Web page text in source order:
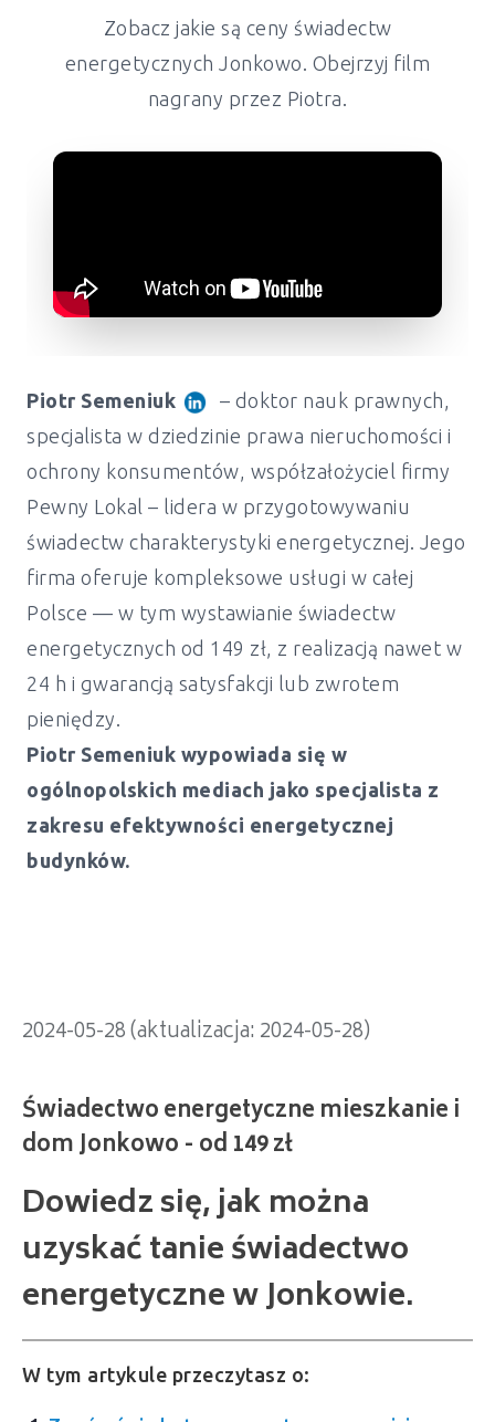
Zobacz jakie są ceny świadectw
energetycznych Jonkowo . Obejrzyj film
nagrany przez Piotra.
Piotr Semeniuk
– doktor nauk prawnych,
specjalista w dziedzinie prawa nieruchomości i
ochrony konsumentów, współzałożyciel firmy
Pewny Lokal – lidera w przygotowywaniu
świadectw charakterystyki energetycznej. Jego
firma oferuje kompleksowe usługi w całej
Polsce — w tym wystawianie świadectw
energetycznych od 149 zł, z realizacją nawet w
24 h i gwarancją satysfakcji lub zwrotem
pieniędzy.
Piotr Semeniuk wypowiada się w
ogólnopolskich mediach jako specjalista z
zakresu efektywności energetycznej
budynków.
2024-05-28 (aktualizacja: 2024-05-28)
Świadectwo energetyczne mieszkanie i
Dowiedz się, jak można
uzyskać tanie świadectwo
energetyczne w Jonkowie.
W tym artykule przeczytasz o: